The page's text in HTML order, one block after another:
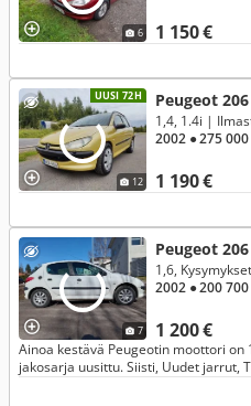
6 1 150 €
UUSI 72H
12
Peugeot 206
1 190 €
1,4, 1.4i |
2002 ● 275
7
Peugeot 206
1 200 €
1,6,
2002 ● 200
Ainoa kestävä Peugeotin moottori
jakosarja uusittu. Siisti, Uudet jarrut,